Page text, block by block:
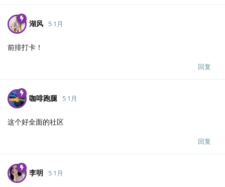
湖风 5 1月
前排打卡！
回复
咖啡跑腿 5 1月
这个好全面的社区
回复
李明 5 1月